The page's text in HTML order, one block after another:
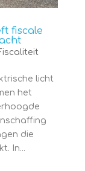
fiscale
licht
het
die
In...